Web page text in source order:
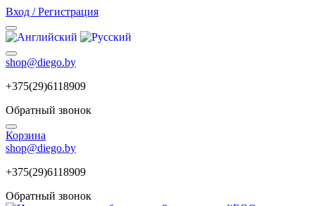
Вход / Регистрация
shop@diego.by
+375(29)6118909
Обратный звонок
Корзина
shop@diego.by
+375(29)6118909
Обратный звонок